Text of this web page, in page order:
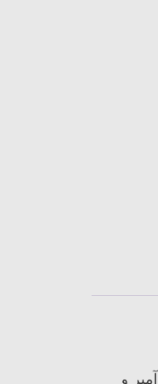
کليد اتوماتیک 80 آمپر اشنایدر سه پل 25kA دستگاهی است که برای حفاظت و قطع جریان در مدارهای سه فاز طراحی شده است. این کلید با رنج جریان نامی 80 آمپر و